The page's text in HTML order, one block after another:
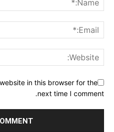
in this browser for the
next time I comment.